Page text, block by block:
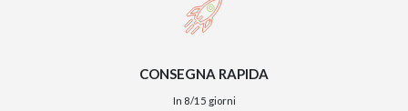
CONSEGNA RAPIDA
In 8/15 giorni